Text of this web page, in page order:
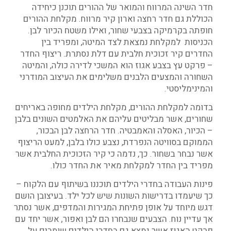
חדר השינה המרווח והמואר של ההורים תוכנן כיחידה
הכוללת גם חדר רחצה וארון קיר מרווח. מקלחת ההורים
חופתה בקרמיקה בצבעי שחור, ואילו משטח הכיור לבן.
הכניסות למקלחת נמצאת לצד המיטה, ומפריד בין
החדרים קיר זכוכית חלבית עם דלת נסתרת. ריצוף החדר
– פרקט עץ בצבע אגוז הוא המשכי לדירה כולה, והמיטה
השחורה והמצעים הלבנים משלימים את העיצוב המודרני
והמינימליסטי.
בדומה למקלחת ההורים, מקלחת הילדים מחופה באריחים
שחורים, אשר מבליטים עליהם את האלמטים השונים בלבן
– הכיור, האסלה והאמבטיה. חדר הרחצה לבן הבכור,
הממוקם בסוויטה הנפרדת, נצבע כולו בלבן, למעט הריצוף
אשר נבחר בשחור. כך, נדמה כי קיר הזכוכית החלבית אשר
מפריד בין החדר למקלחת מאיר את החדר כולו.
פינות העבודה בחדרי הילדים תוכננו בשיתוף עם הלקוח –
כך שיעמדו בדרישות השונות שיש לכל ילד. בעיצובן הושם
דגש מיוחד על אופן פתיחת המגירות והמדפים, אשר נסתר
אך עדיין נוח. הצבעים שנבחרו הם לבן ואפור, אשר יחד עם